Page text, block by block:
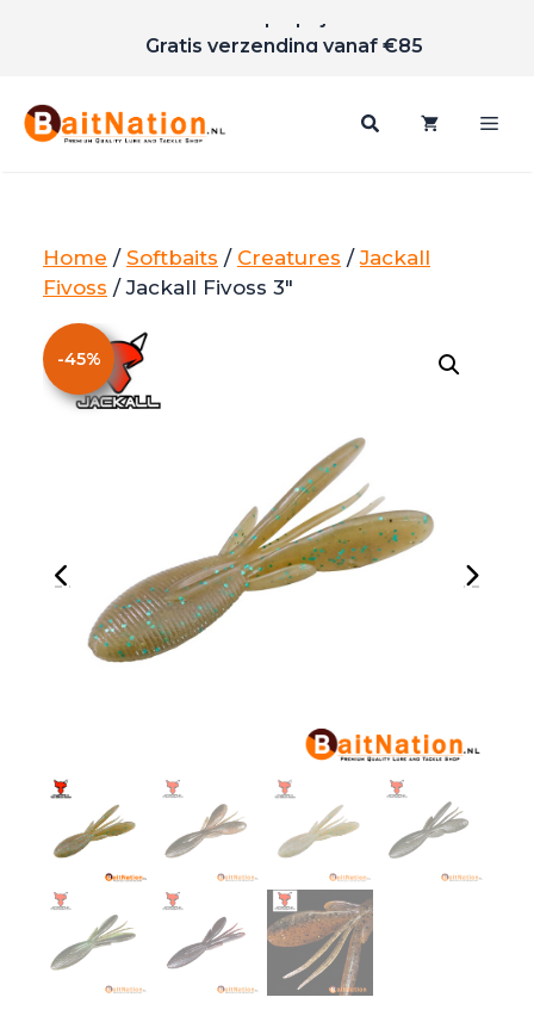
inhoud
Gratis verzending vanaf €85
Home / Softbaits / Creatures /Jackall
Fivoss / Jackall Fivoss 3″
-45%